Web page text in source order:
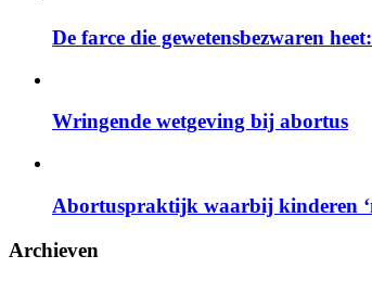
De farce die gewetensbezwaren
Wringende wetgeving bij abortus
Abortuspraktijk waarbij kinderen
Archieven